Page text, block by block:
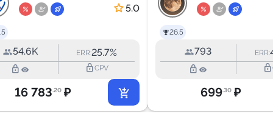
и выплаты
5.0
54.6K ERR:25.7%
lock_outline lock_outlineCPV
16 783.20 ₽
26.5
793 ERR:
lock_outline lock_outline
699.30 ₽